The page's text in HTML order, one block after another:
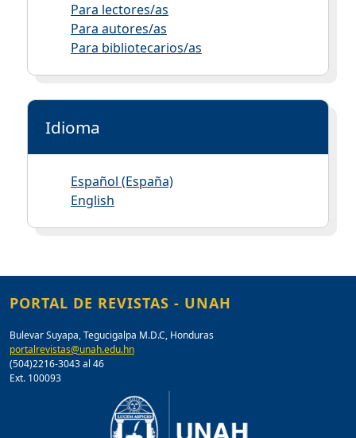
Para lectores/as
Para autores/as
Para bibliotecarios/as
Idioma
Español (España)
English
PORTAL DE REVISTAS - UNAH
Bulevar Suyapa, Tegucigalpa M.D.C, Honduras
portalrevistas@unah.edu.hn
(504)2216-3043 al 46
Ext. 100093